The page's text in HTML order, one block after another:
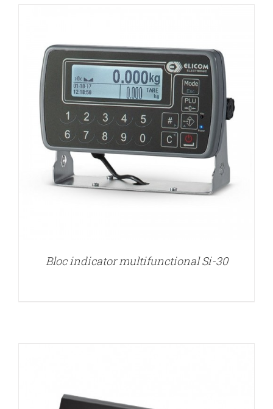
Bloc indicator multifunctional Si-30
DETALII